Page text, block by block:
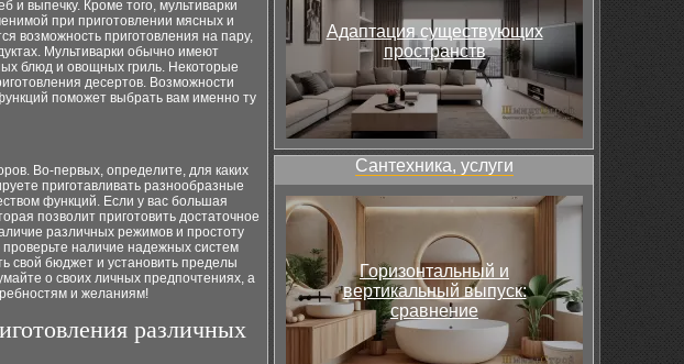
и выпечку. Кроме того, мультиварки
при приготовлении мясных и
возможность приготовления на пару,
Мультиварки обычно имеют
блюд и овощных гриль. Некоторые
десертов. Возможности
поможет выбрать вам именно ту
Во-первых, определите, для каких
приготавливать разнообразные
функций. Если у вас большая
позволит приготовить достаточное
различных режимов и простоту
наличие надежных систем
свой бюджет и установить пределы
о своих личных предпочтениях, а
и желаниям!
различных
Адаптация существующих
пространств
Сантехника, услуги
Горизонтальный и
вертикальный выпуск:
сравнение